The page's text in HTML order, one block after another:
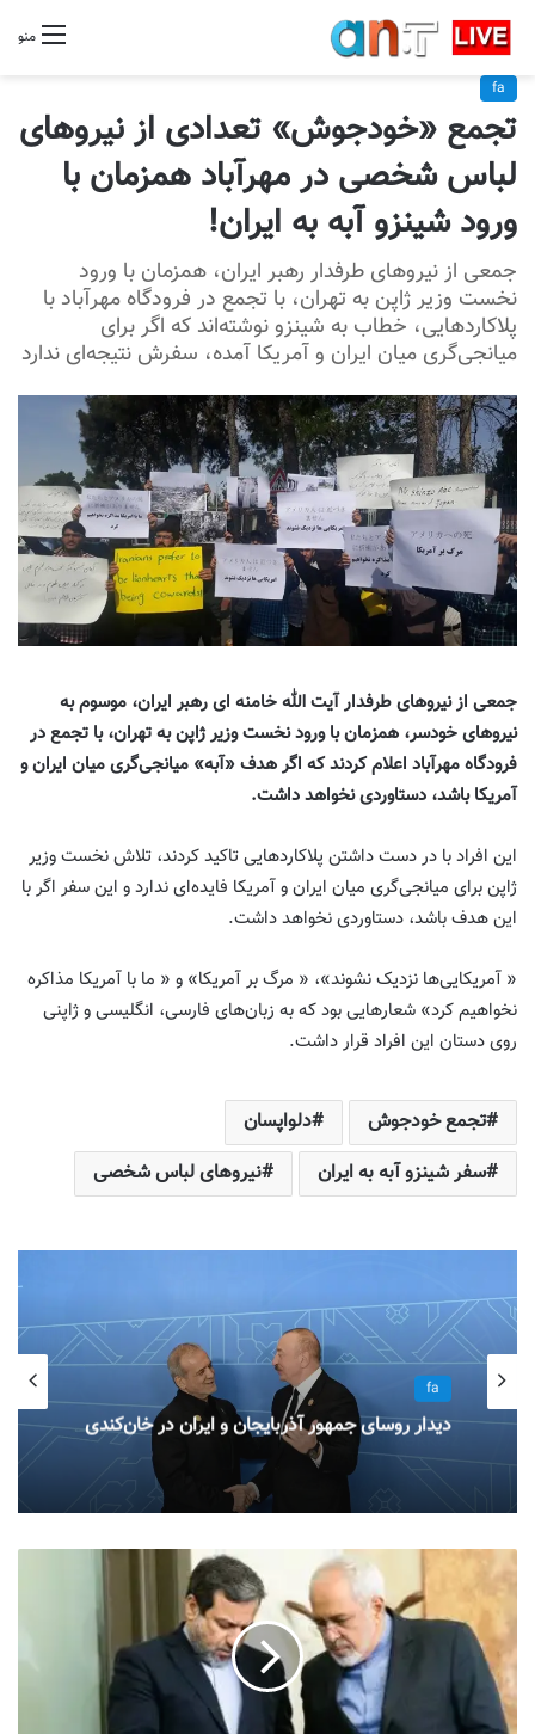
منو
fa
تجمع «خودجوش» تعدادی از نیروهای
لباس شخصی در مهرآباد همزمان با
ورود شینزو آبه به ایران!
جمعی از نیروهای طرفدار رهبر ایران، همزمان با ورود
نخست‌ وزیر ژاپن به تهران، با تجمع در فرودگاه مهرآباد با
پلاکاردهایی، خطاب به شینزو نوشته‌اند که اگر برای
میانجی‌گری میان ایران و آمریکا آمده‌، سفرش نتیجه‌ای ندارد
جمعی از نیروهای طرفدار آیت الله خامنه ای رهبر ایران، موسوم به
نیروهای خودسر، همزمان با ورود نخست‌ وزیر ژاپن به تهران، با تجمع در
فرودگاه مهرآباد اعلام کردند که اگر هدف «آبه» میانجی‌گری میان ایران و
آمریکا باشد، دستاوردی نخواهد داشت.
این افراد با در دست داشتن پلاکاردهایی تاکید کردند، تلاش نخست وزیر
ژاپن برای میانجی‌گری میان ایران و آمریکا فایده‌ای ندارد و این سفر اگر با
این هدف باشد، دستاوردی نخواهد داشت.
« آمریکایی‌ها نزدیک نشوند»، « مرگ بر آمریکا» و « ما با آمریکا مذاکره
نخواهیم کرد» شعارهایی بود که به زبان‌های فارسی، انگلیسی و ژاپنی
روی دستان این افراد قرار داشت.
تجمع خودجوش
دلواپسان
سفر شینزو آبه به ایران
نیروهای لباس شخصی
fa
fa
مصاحبه سایت گلوبال اینفو آزربایجان با صالح
کامرانی:”موضع نتانیاهو در مورد آذربایجان جنوبی
دلگرم کننده نیست”